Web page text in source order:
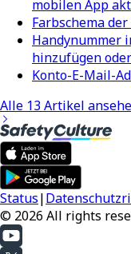
mobilen App
Farbschema
Handynummer
hinzufügen
Konto-E-Mail-
Alle 13 Artikel
Status|
© 2026 All rights